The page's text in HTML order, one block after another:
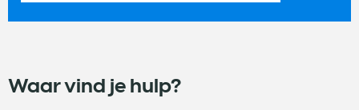
Waar vind je hulp?